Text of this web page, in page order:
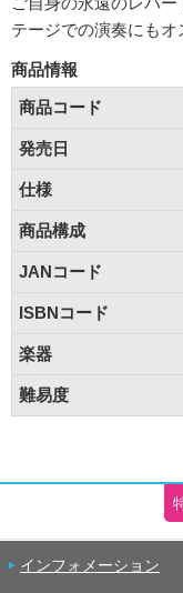
テージでの演奏にもオ
商品情報
商品コード
発売日
仕様
商品構成
JANコード
ISBNコード
楽器
難易度
インフォメーション